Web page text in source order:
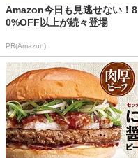
Amazon今日も見逃せない！8
0%OFF以上が続々登場
PR(Amazon)